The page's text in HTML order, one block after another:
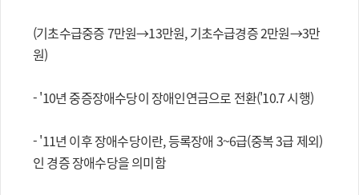
(기초수급중증 7만원→13만원, 기초수급경증 2만원→3만
원)
- '10년 중증장애수당이 장애인연금으로 전환('10.7 시행)
- '11년 이후 장애수당이란, 등록장애 3~6급(중복 3급 제외)
인 경증 장애수당을 의미함